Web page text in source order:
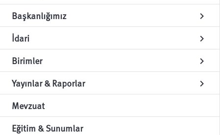
Başkanlığımız
chevron_right
İdari chevron_right
Birimler chevron_right
Yayınlar & Raporlar chevron_right
Mevzuat
Eğitim & Sunumlar